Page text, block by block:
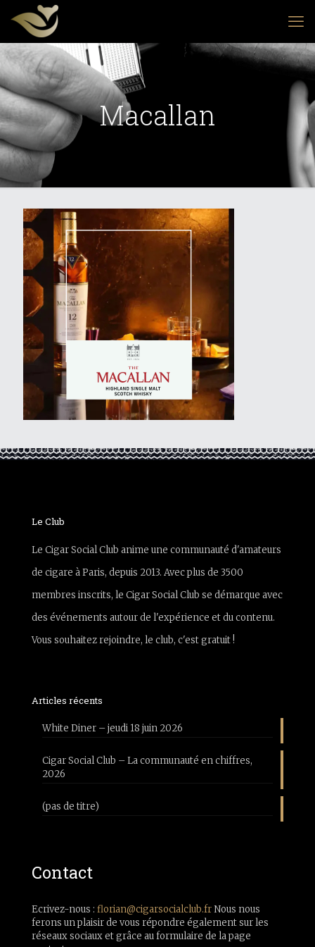
Macallan
Le Club
Le Cigar Social Club anime une communauté d'amateurs
de cigare à Paris, depuis 2013. Avec plus de 3500
membres inscrits, le Cigar Social Club se démarque avec
des événements autour de l'expérience et du contenu.
Vous souhaitez rejoindre, le club, c'est gratuit !
Articles récents
White Diner – jeudi 18 juin 2026
Cigar Social Club – La communauté en chiffres,
2026
(pas de titre)
Contact
Ecrivez-nous : florian@cigarsocialclub.frNous nous
ferons un plaisir de vous répondre également sur les
réseaux sociaux et grâce au formulaire de la page